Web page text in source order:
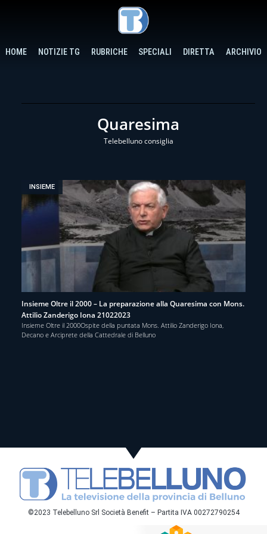
HOME NOTIZIE TG RUBRICHE SPECIALI DIRETTA ARCHIVIO
Quaresima
Telebelluno consiglia
INSIEME
Insieme Oltre il 2000 – La preparazione alla Quaresima con Mons.
Attilio Zanderigo Iona 21022023
Insieme Oltre il 2000Ospite della puntata Mons. Attilio Zanderigo Iona,
Decano e Arciprete della Cattedrale di Belluno
©2023 Telebelluno Srl Società Benefit – Partita IVA 00272790254